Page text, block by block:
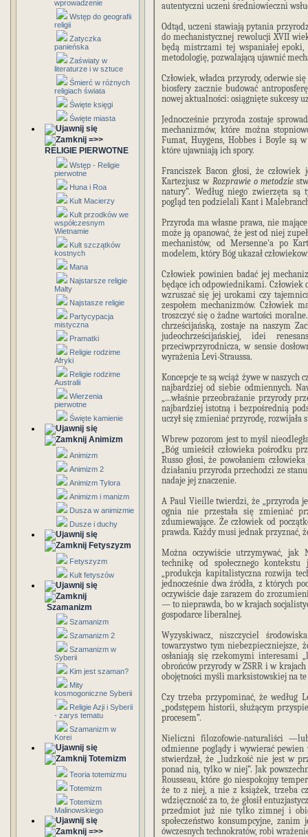
wprowadzenie
Wstęp do geografii
religii
Zatyczka
panieńska
Zaświaty w
literaturze i w sztuce
Śmierć w różnych
religiach świata
Święte księgi
Święte miasta
=>>
RELIGIE PIERWOTNE
Wstęp - Religie
pierwotne
Huna i Roa
Kult Macierzy
Kult przodków we
współczesnym
Wietnamie
Kult szczątków
kostnych
Mana
Najstarsze religie
Malty
Najstasze religie
Partycypacja
mistyczna
Pramatki
Religie rodzime
Afryki
Religie rodzime
Australii
Wierzenia
pierwotne
Święte kamienie
Animizm
Animizm
Animizm 2
Animizm Tylora
Animizm i manizm
Dusza w animizmie
Dusze i duchy
Fetyszyzm
Fetyszyzm
Kult fetyszów
Szamanizm
Szamanizm
Szamanizm 2
Szamanizm w
Syberii
Kim jest szaman?
Mity
kosmogoniczne Syberii
Religie Azji i Syberii
- zarys tematu
Szamanizm w
Korei
Totemizm
Teoria totemizmu
Totemizm
Totemizm
Malinowskiego
=>>
autentyczni uczeni średniowieczni
Odtąd, uczeni stawiają pytania
do mechanistycznej rewolucji XVII
będą mistrzami tej wspaniałej
metodologię, pozwalającą ujawnić
Człowiek, władca przyrody, oderwie
biosfery zacznie budować
nowej aktualności: osiągnięte sukcesy
Jednocześnie przyroda zostaje
mechanizmów, które można
Fumat, Huygens, Hobbes i Boyle są
które ujawniają ich spory.
Franciszek Bacon głosi, że
Kartezjusz w Rozprawie o metodzie
natury”. Według niego zwierzęta są
pogląd ten podzielali Kant i
Przyroda ma własne prawa, nie
może ją opanować, że jest od niej
mechanistów, od Mersenne'a po
modelem, który Bóg ukazał
Człowiek powinien badać jej
będące ich odpowiednikami. Człowiek
wzruszać się jej urokami czy
zespołem mechanizmów. Człowiek
troszczyć się o żadne wartości
chrześcijańską, zostaje na naszym
judeochrześcijańskiej, idei
przeciwprzyrodnicza, w sensie
wyrażenia Levi-Straussa.
Koncepcje te są wciąż żywe w
najbardziej od siebie odmiennych.
„...właśnie przeobrażanie przyrody
najbardziej istotną i bezpośrednią
uczył się zmieniać przyrodę, rozwijała
Wbrew pozorom jest to myśl
„Bóg umieścił człowieka pośrodku
Russo głosi, że powołaniem
działaniu przyroda przechodzi ze
nadaje jej znaczenie.
A Paul Vieille twierdzi, że „przyroda
ognia nie przestała się zmieniać
zdumiewające. Że człowiek od
prawda. Każdy musi jednak przyznać,
Można oczywiście utrzymywać, jak
technikę od społecznego
„produkcja kapitalistyczna rozwija
jednocześnie dwa źródła, z których
oczywiście daje zarazem do
— to nieprawda, bo w krajach
gospodarce liberalnej.
Wyzyskiwacz, niszczyciel
towarzystwo tym
osłaniają się rzekomymi interesami
obrońców przyrody w ZSRR i w
obojętności myśli marksistowskiej na
Czy trzeba przypominać, że według
„podstępem historii, służącym
procesem”.
Nieliczni filozofowie-naturaliści
odmienne poglądy i wywierać pewien
stwierdzał, że „ludzkość nie jest w
ponad nią, tylko w niej”. Jak
Rousseau, które go niespokojny
że to z niej, a nie z książek, trzeba
wdzięczność za to, że głosił
przedmiot już nie tylko zimnej i
społeczeństwo konsumpcyjne,
ówczesnych technokratów, robi